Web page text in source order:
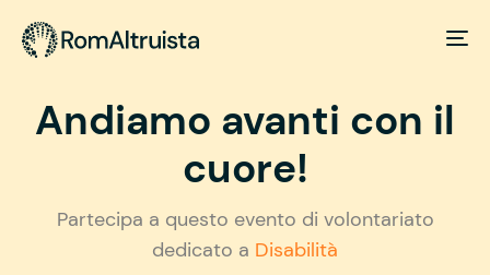
Andiamo avanti con il
cuore!
Partecipa a questo evento di volontariato
dedicato a Disabilità